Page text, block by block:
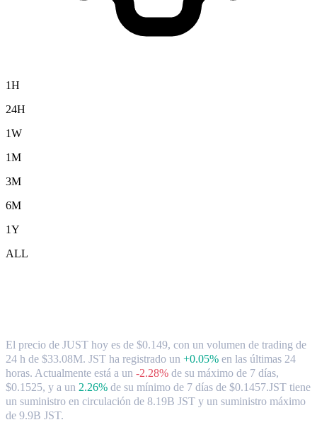
1H
24H
1W
1M
3M
6M
1Y
ALL
El precio de JUST hoy es de $0.149, con un volumen de trading de
24 h de $33.08M. JST ha registrado un +0.05% en las últimas 24
horas. Actualmente está a un -2.28% de su máximo de 7 días,
$0.1525, y a un 2.26% de su mínimo de 7 días de $0.1457.JST tiene
un suministro en circulación de 8.19B JST y un suministro máximo
de 9.9B JST.